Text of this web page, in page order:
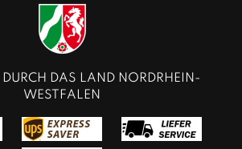
DURCH DAS LAND NORDRHEIN-
WESTFALEN